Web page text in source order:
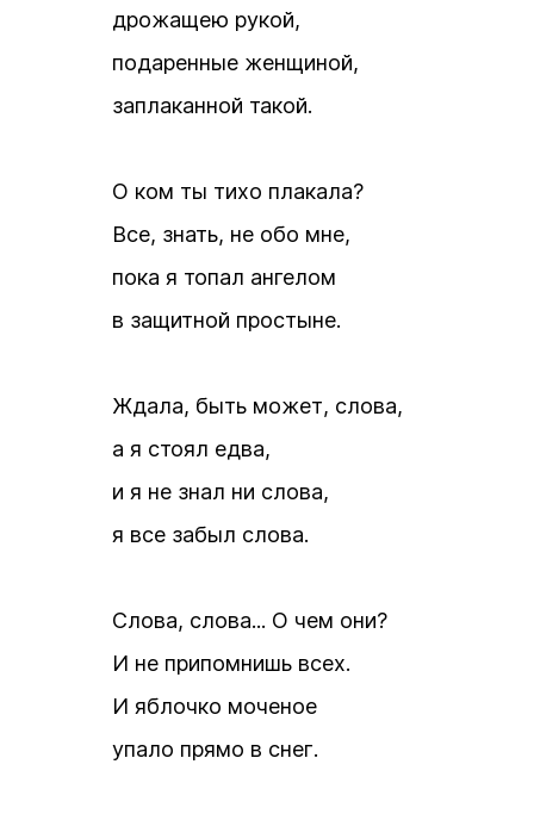
дрожащею рукой,
подаренные женщиной,
заплаканной такой.
О ком ты тихо плакала?
Все, знать, не обо мне,
пока я топал ангелом
в защитной простыне.
Ждала, быть может, слова,
а я стоял едва,
и я не знал ни слова,
я все забыл слова.
Слова, слова... О чем они?
И не припомнишь всех.
И яблочко моченое
упало прямо в снег.